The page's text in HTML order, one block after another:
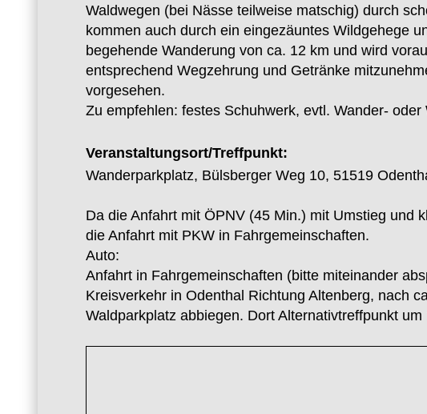
Waldwegen (bei Nässe teilweise matschig) durch
kommen auch durch ein eingezäuntes Wildgehege
begehende Wanderung von ca. 12 km und wird
entsprechend Wegzehrung und Getränke
vorgesehen.
Zu empfehlen: festes Schuhwerk, evtl. Wander-
Veranstaltungsort/Treffpunkt:
Wanderparkplatz, Bülsberger Weg 10, 51519
Da die Anfahrt mit ÖPNV (45 Min.) mit Umstieg und
die Anfahrt mit PKW in Fahrgemeinschaften.
Auto:
Anfahrt in Fahrgemeinschaften (bitte miteinander
Kreisverkehr in Odenthal Richtung Altenberg, nach
Waldparkplatz abbiegen. Dort Alternativtreffpunkt